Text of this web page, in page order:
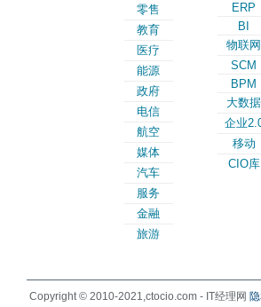
零售
教育
医疗
能源
政府
电信
航空
媒体
汽车
服务
金融
旅游
ERP
BI
物联网
SCM
BPM
大数据
企业
移动
CIO库
Copyright © 2010-2021,ctocio.com - IT经理网